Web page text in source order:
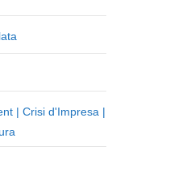
| Crisi d'Impresa |